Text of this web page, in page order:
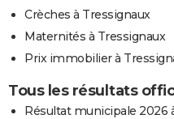
Crèches à Tressignaux
Maternités à Tressignaux
Prix immobilier à
Tous les résultats
Résultat municipale 2026